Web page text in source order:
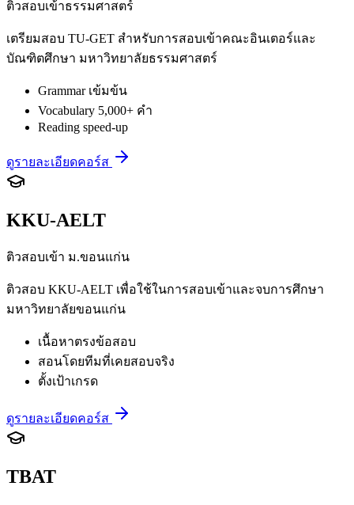
ติวสอบเข้าธรรมศาสตร์
เตรียมสอบ TU-GET สำหรับการสอบเข้าคณะอินเตอร์และ
บัณฑิตศึกษา มหาวิทยาลัยธรรมศาสตร์
Grammar เข้มข้น
Vocabulary 5,000+ คำ
Reading speed-up
ดูรายละเอียดคอร์ส
KKU-AELT
ติวสอบเข้า ม.ขอนแก่น
ติวสอบ KKU-AELT เพื่อใช้ในการสอบเข้าและจบการศึกษา
มหาวิทยาลัยขอนแก่น
เนื้อหาตรงข้อสอบ
สอนโดยทีมที่เคยสอบจริง
ตั้งเป้าเกรด
ดูรายละเอียดคอร์ส
TBAT